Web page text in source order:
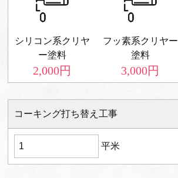
シリコン系クリヤ
ー塗料
2,000円
フッ素系クリヤー
塗料
3,000円
コーキング打ち替え工事
平米